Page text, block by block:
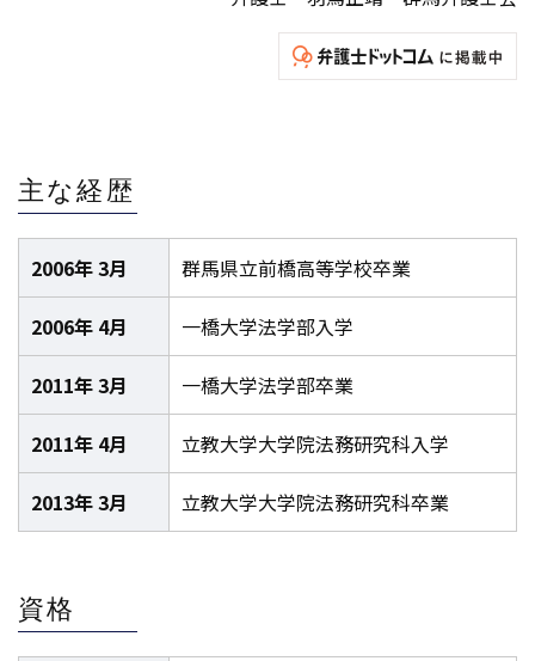
主な経歴
2006年 3月 群馬県立前橋高等学校卒業
2006年 4月 一橋大学法学部入学
2011年 3月 一橋大学法学部卒業
2011年 4月 立教大学大学院法務研究科入学
2013年 3月 立教大学大学院法務研究科卒業
資格